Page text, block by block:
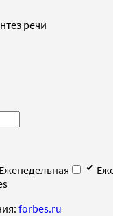
речи
Еженедельная
forbes.ru